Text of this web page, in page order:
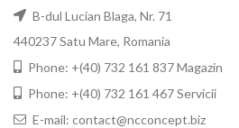
B-dul Lucian Blaga, Nr. 71
440237 Satu Mare, Romania
Phone: +(40) 732 161 837 Magazin
Phone: +(40) 732 161 467 Servicii
E-mail: contact@ncconcept.biz